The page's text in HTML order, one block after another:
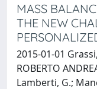
MASS
THE NEW
2015-01-01
ROBERTO
Lamberti, G.;